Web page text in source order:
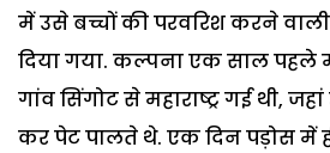
में उसे बच्चों की परवरिश करने
दिया गया. कल्पना एक साल पहले
गांव सिंगोट से महाराष्ट्र गई थी,
कर पेट पालते थे. एक दिन पड़ोस में